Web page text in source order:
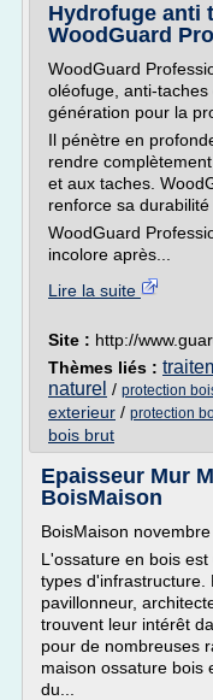
Hydrofuge anti
WoodGuard
WoodGuard
oléofuge, anti-
génération pour la
Il pénètre en
rendre
et aux taches.
renforce sa
WoodGuard
incolore après...
Lire la suite
Site : http://
Thèmes liés :
naturel / protection
exterieur / protection
bois brut
Epaisseur Mur
BoisMaison
BoisMaison
L'ossature en bois
types d'infrastructure.
pavillonneur,
trouvent leur intérêt
pour de nombreuses
maison ossature bois
du...